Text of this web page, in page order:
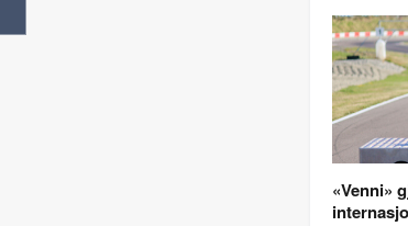
«Venni»